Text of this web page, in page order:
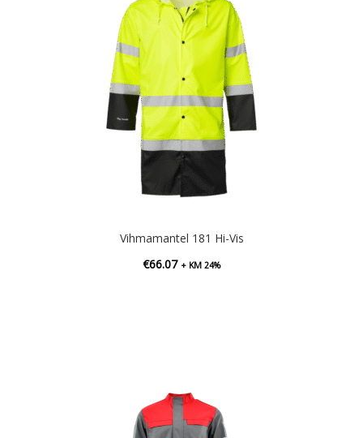
Vihmamantel 181 Hi-Vis
€66.07 + KM 24%